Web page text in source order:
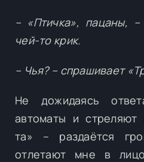
– «Птичка», пацаны,
чей-то крик.
– Чья? – спрашивает
Не дожидаясь
автоматы и
та» – раздаётся
отлетают мне в